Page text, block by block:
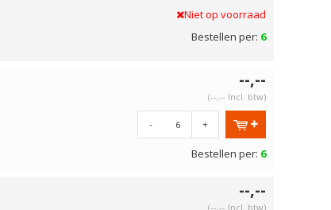
Niet op voorraad
Bestellen per: 6
--,--
(--,-- Incl. btw)
- +
Bestellen per: 6
--,--
(--,-- Incl. btw)